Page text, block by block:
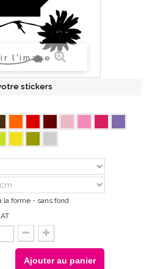
l'image
stickers
la forme - sans fond
Ajouter au panier